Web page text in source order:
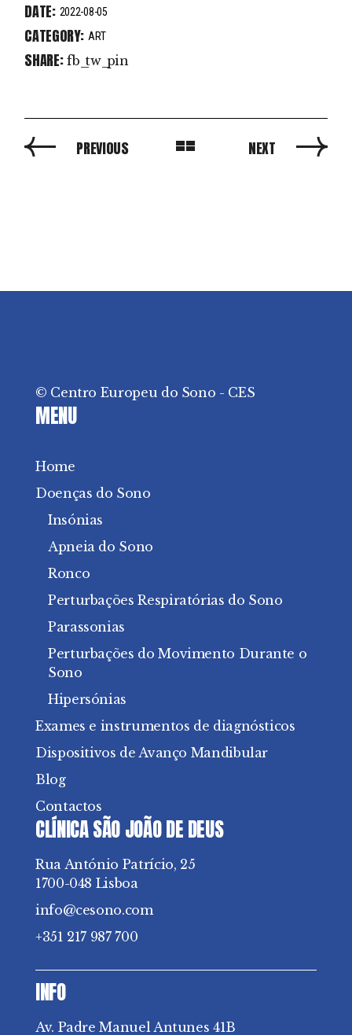
DATE: 2022-08-05
CATEGORY: ART
SHARE: fb tw pin
PREVIOUS NEXT
© Centro Europeu do Sono - CES
MENU
Home
Doenças do Sono
Insónias
Apneia do Sono
Ronco
Perturbações Respiratórias do Sono
Parassonias
Perturbações do Movimento Durante o
Sono
Hipersónias
Exames e instrumentos de diagnósticos
Dispositivos de Avanço Mandibular
Blog
Contactos
CLÍNICA SÃO JOÃO DE DEUS
Rua António Patrício, 25
1700-048 Lisboa
info@cesono.com
+351 217 987 700
INFO
Av. Padre Manuel Antunes 41B